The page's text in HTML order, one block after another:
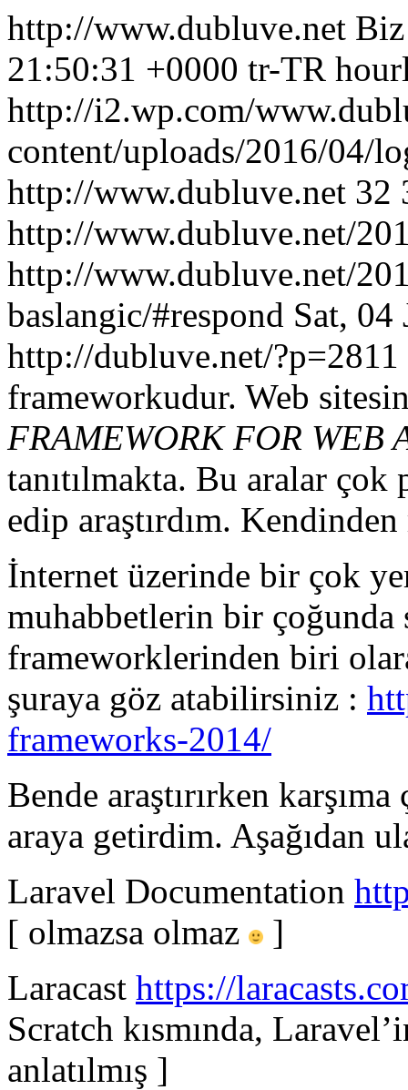
http://www.dubluve.net Biz
21:50:31 +0000 tr-TR
http://i2.wp.com/
content/uploads/2016/04/
http://www.dubluve.net 32
http://www.dubluve.net/
http://www.dubluve.net/
baslangic/#respond Sat, 04
http://dubluve.net/?p=2811
frameworkudur. Web
FRAMEWORK FOR WEB
tanıtılmakta. Bu aralar çok
edip araştırdım.
İnternet üzerinde bir çok
muhabbetlerin bir
frameworklerinden biri
şuraya göz atabilirsiniz :
frameworks-2014/
Bende araştırırken
araya getirdim. Aşağıdan
Laravel Documentation
[ olmazsa olmaz
]
Laracast https://
Scratch kısmında,
anlatılmış ]